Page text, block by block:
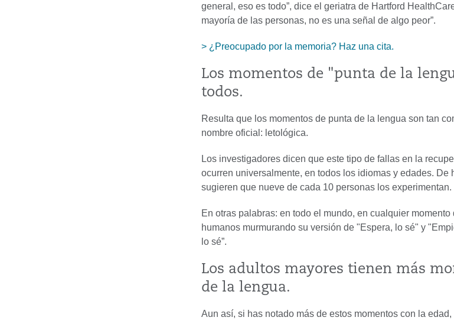
general, eso es todo”, dice el geriatra de Hartford
mayoría de las personas, no es una señal de algo peor”.
> ¿Preocupado por la memoria? Haz una cita.
Los momentos de "punta de la
todos.
Resulta que los momentos de punta de la lengua son tan
nombre oficial: letológica.
Los investigadores dicen que este tipo de fallas en la
ocurren universalmente, en todos los idiomas y edades. De
sugieren que nueve de cada 10 personas los experimentan.
En otras palabras: en todo el mundo, en cualquier
humanos murmurando su versión de "Espera, lo sé" y
lo sé”.
Los adultos mayores tienen más
de la lengua.
Aun así, si has notado más de estos momentos con la